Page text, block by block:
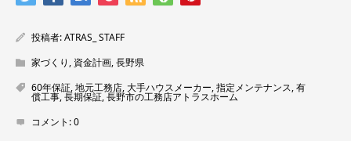
投稿者:ATRAS_ STAFF
家づくり , 資金計画,長野県
60年保証,地元工務店,大手ハウスメーカー,指定メンテナンス,有
償工事,長期保証,長野市の工務店アトラスホーム
コメント:0